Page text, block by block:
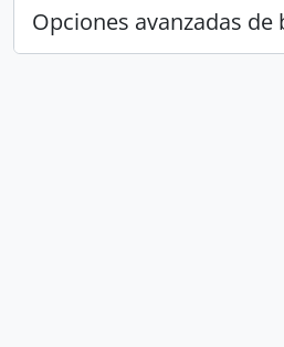
Opciones avanzadas de